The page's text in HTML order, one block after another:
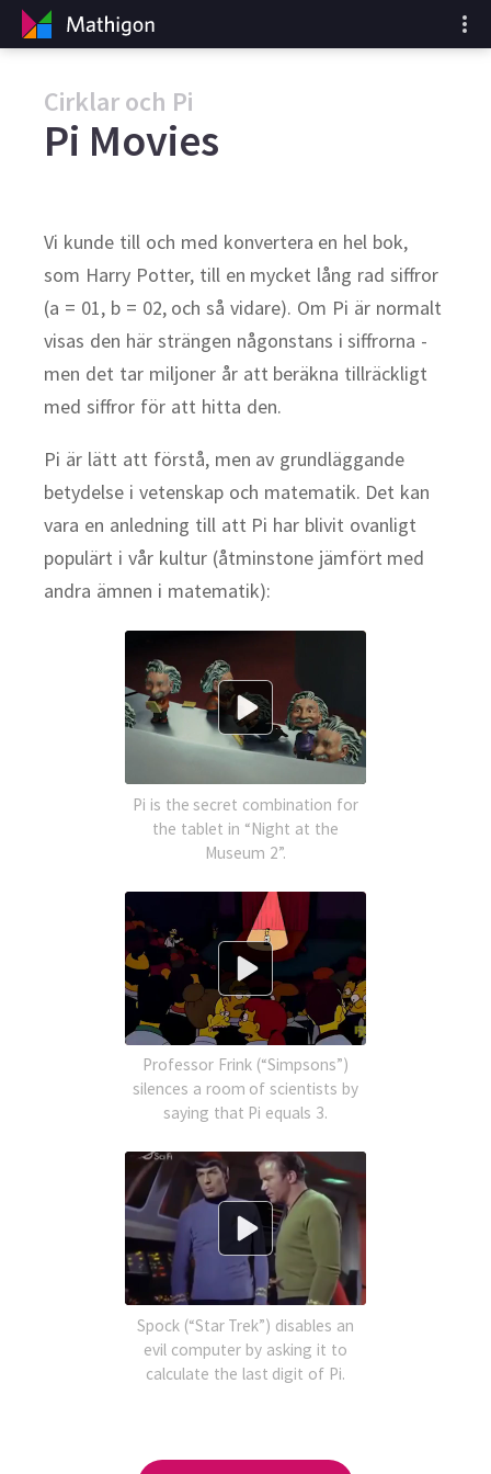
Cirklar och Pi
Pi Movies
Vi kunde till och med konvertera en hel bok,
som Harry Potter, till en mycket lång rad siffror
(a = 01, b = 02, och så vidare). Om Pi är normalt
visas den här strängen någonstans i siffrorna -
men det tar miljoner år att beräkna tillräckligt
med siffror för att hitta den.
Pi är lätt att förstå, men av grundläggande
betydelse i vetenskap och matematik. Det kan
vara en anledning till att Pi har blivit ovanligt
populärt i vår kultur (åtminstone jämfört med
andra ämnen i matematik):
Pi is the secret combination for
the tablet in “Night at the
Museum 2”.
Professor Frink (“Simpsons”)
silences a room of scientists by
saying that Pi equals 3.
Spock (“Star Trek”) disables an
evil computer by asking it to
calculate the last digit of Pi.